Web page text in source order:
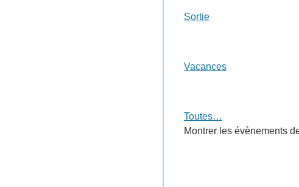
Sortie
Vacances
Toutes…
Montrer les évènements